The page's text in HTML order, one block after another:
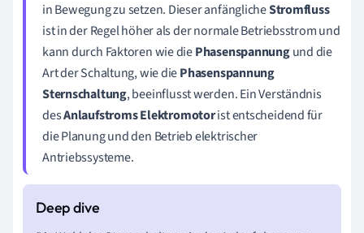
in Bewegung zu setzen. Dieser anfänglicheStromfluss
ist in der Regel höher als der normale Betriebsstrom und
kann durch Faktoren wie diePhasenspannungund die
Art der Schaltung, wie diePhasenspannung
Sternschaltung, beeinflusst werden. Ein Verständnis
desAnlaufstroms Elektromotorist entscheidend für
die Planung und den Betrieb elektrischer
Antriebssysteme.